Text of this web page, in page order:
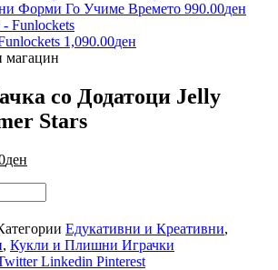
Форми Го Учиме Времето 990.00ден
1,090.00ден
магацин
со Додатоци Jelly
Stars
ден
Едукативни и Креативни,
, Кукли и Плишни Играчки
Linkedin Pinterest